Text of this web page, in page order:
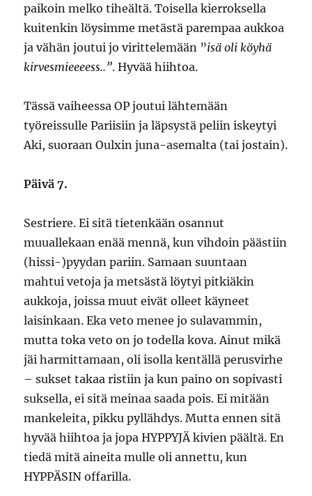
paikoin melko tiheältä. Toisella kierroksella
kuitenkin löysimme metästä parempaa aukkoa
ja vähän joutui jo virittelemään ”isä oli köyhä
kirvesmieeeess..”. Hyvää hiihtoa.
Tässä vaiheessa OP joutui lähtemään
työreissulle Pariisiin ja läpsystä peliin iskeytyi
Aki, suoraan Oulxin juna-asemalta (tai jostain).
Päivä 7.
Sestriere. Ei sitä tietenkään osannut
muuallekaan enää mennä, kun vihdoin päästiin
(hissi-)pyydan pariin. Samaan suuntaan
mahtui vetoja ja metsästä löytyi pitkiäkin
aukkoja, joissa muut eivät olleet käyneet
laisinkaan. Eka veto menee jo sulavammin,
mutta toka veto on jo todella kova. Ainut mikä
jäi harmittamaan, oli isolla kentällä perusvirhe
– sukset takaa ristiin ja kun paino on sopivasti
suksella, ei sitä meinaa saada pois. Ei mitään
mankeleita, pikku pyllähdys. Mutta ennen sitä
hyvää hiihtoa ja jopa HYPPYJÄ kivien päältä. En
tiedä mitä aineita mulle oli annettu, kun
HYPPÄSIN offarilla.